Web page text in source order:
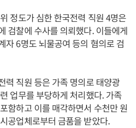
정도가 심한 한국전력 직원 4명은
검찰에 수사를 의뢰했다. 이들에게
자 6명도 뇌물공여 등의 혐의로 검
력 직원 등은 가족 명의로 태양광
업무를 부당하게 처리했다. 가족
함하고 이를 매각하면서 수천만 원
공업체로부터 금품을 받았다.